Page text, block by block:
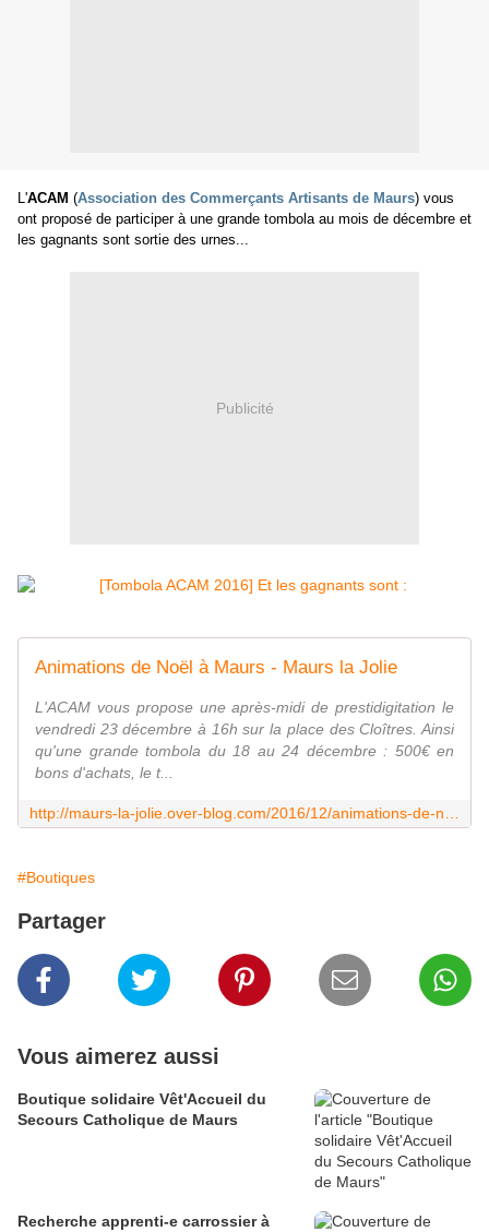
L'ACAM (Association des Commerçants Artisants de Maurs) vous
ont proposé de participer à une grande tombola au mois de décembre et
les gagnants sont sortie des urnes...
Publicité
Animations de Noël à Maurs - Maurs la Jolie
L'ACAM vous propose une après-midi de prestidigitation le
vendredi 23 décembre à 16h sur la place des Cloîtres. Ainsi
qu'une grande tombola du 18 au 24 décembre : 500€ en
bons d'achats, le t...
#Boutiques
Partager
Vous aimerez aussi
Boutique solidaire Vêt'Accueil du
Secours Catholique de Maurs
Recherche apprenti-e carrossier à